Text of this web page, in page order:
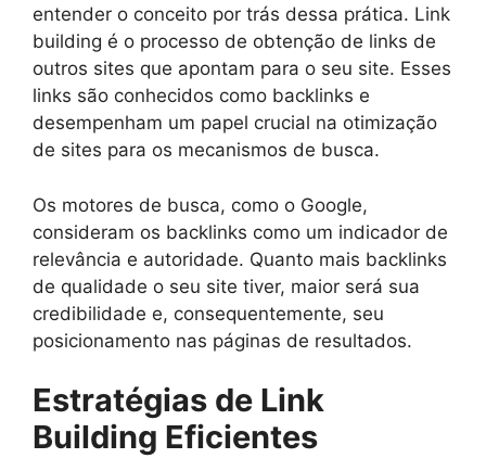
entender o conceito por trás dessa prática. Link
building é o processo de obtenção de links de
outros sites que apontam para o seu site. Esses
links são conhecidos como backlinks e
desempenham um papel crucial na otimização
de sites para os mecanismos de busca.
Os motores de busca, como o Google,
consideram os backlinks como um indicador de
relevância e autoridade. Quanto mais backlinks
de qualidade o seu site tiver, maior será sua
credibilidade e, consequentemente, seu
posicionamento nas páginas de resultados.
Estratégias de Link
Building Eficientes